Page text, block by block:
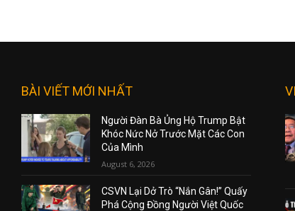
BÀI VIẾT MỚI NHẤT
Người Đàn Bà Ủng Hộ Trump Bật
Khóc Nức Nở Trước Mặt Các Con
Của Mình
August 6, 2026
CSVN Lại Dở Trò “Nắn Gân!” Quấy
Phá Cộng Đồng Người Việt Quốc